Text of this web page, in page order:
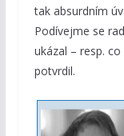
tak absurdním
Podívejme se
ukázal – resp.
potvrdil.